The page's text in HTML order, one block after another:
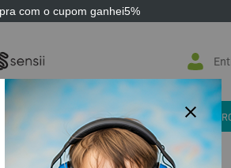
com o cupom ganhei5%
SENSII TECNOLOGIA ASSISTIVA